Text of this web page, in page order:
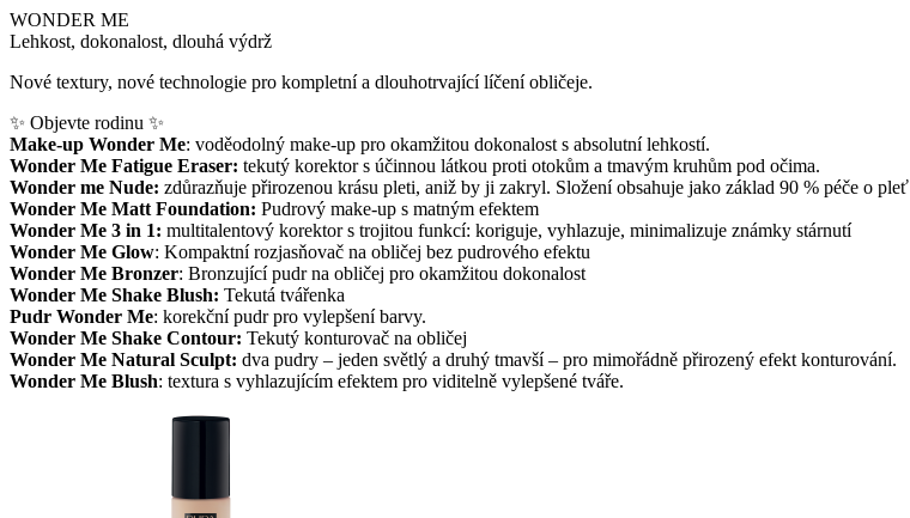
WONDER ME
Lehkost, dokonalost, dlouhá výdrž
Nové textury, nové technologie pro kompletní a dlouhotrvající líčení obličeje.
✨ Objevte rodinu ✨
Make-up Wonder Me: voděodolný make-up pro okamžitou dokonalost s absolutní lehkostí.
Wonder Me Fatigue Eraser: tekutý korektor s účinnou látkou proti otokům a tmavým kruhům pod očima.
Wonder me Nude: zdůrazňuje přirozenou krásu pleti, aniž by ji zakryl. Složení obsahuje jako základ 90 % péče o pleť
Wonder Me Matt Foundation: Pudrový make-up s matným efektem
Wonder Me 3 in 1: multitalentový korektor s trojitou funkcí: koriguje, vyhlazuje, minimalizuje známky stárnutí
Wonder Me Glow: Kompaktní rozjasňovač na obličej bez pudrového efektu
Wonder Me Bronzer: Bronzující pudr na obličej pro okamžitou dokonalost
Wonder Me Shake Blush: Tekutá tvářenka
Pudr Wonder Me: korekční pudr pro vylepšení barvy.
Wonder Me Shake Contour: Tekutý konturovač na obličej
Wonder Me Natural Sculpt: dva pudry – jeden světlý a druhý tmavší – pro mimořádně přirozený efekt konturování.
Wonder Me Blush: textura s vyhlazujícím efektem pro viditelně vylepšené tváře.